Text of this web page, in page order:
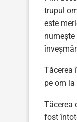
trupul
este
Tăcerea
pe om
Tăcerea
fost